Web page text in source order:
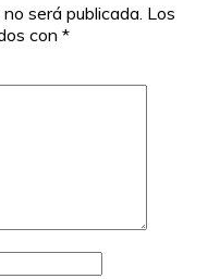
será publicada. Los
con *